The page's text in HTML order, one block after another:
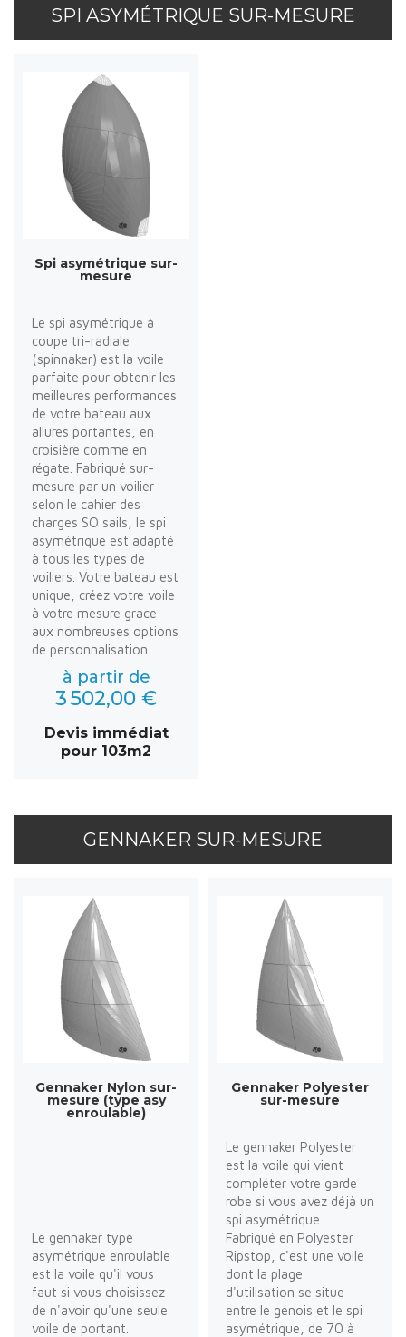
SPI ASYMÉTRIQUE SUR-MESURE
Spi asymétrique sur-
mesure
Le spi asymétrique à
coupe tri-radiale
(spinnaker) est la voile
parfaite pour obtenir les
meilleures performances
de votre bateau aux
allures portantes, en
croisière comme en
régate. Fabriqué sur-
mesure par un voilier
selon le cahier des
charges SO sails, le spi
asymétrique est adapté
à tous les types de
voiliers. Votre bateau est
unique, créez votre voile
à votre mesure grace
aux nombreuses options
de personnalisation.
à partir de
3 502,00 €
Devis immédiat
pour 103m2
GENNAKER SUR-MESURE
Gennaker Nylon sur-
mesure (type asy
enroulable)
Le gennaker type
asymétrique enroulable
est la voile qu'il vous
faut si vous choisissez
de n'avoir qu'une seule
voile de portant.
Gennaker Polyester
sur-mesure
Le gennaker Polyester
est la voile qui vient
compléter votre garde
robe si vous avez déjà un
spi asymétrique.
Fabriqué en Polyester
Ripstop, c'est une voile
dont la plage
d'utilisation se situe
entre le génois et le spi
asymétrique, de 70 à